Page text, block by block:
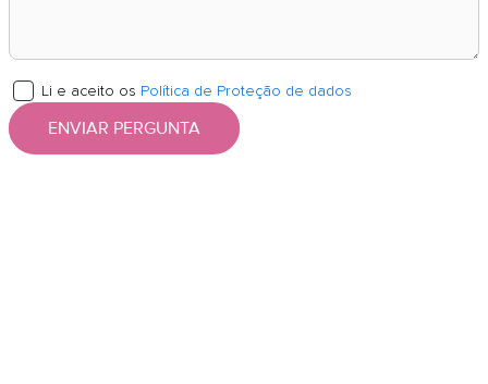
Li e aceito os Política de Proteção de dados
ENVIAR PERGUNTA